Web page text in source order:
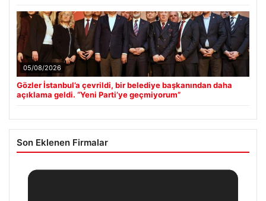
05/08/2026
Gözler İstanbul’a çevrildi, bir belediye başkanından daha
açıklama geldi. “Yeni Parti’ye geçmiyorum”
Son Eklenen Firmalar